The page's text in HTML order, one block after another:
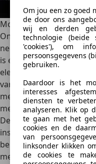
Om jou een zo goed
de door ons
wij en derden
technologie
'cookies'), om
persoonsgegevens
gebruiken.
Daardoor is het
interesses
diensten te
analyseren. Klik op
te gaan met het
cookies en de
van
linksonder klikken
de cookies te
Motor
Om niet in herhaling te
neemt de nieuwe Micra
is echter niet niks, want
elektrische Micra!
varianten. De eerste
met een 40 kWh batterij,
met een 150 pk motor
De nieuwe Micra biedt
instapversie haalt tot
bereik" tot 416 km biedt.
met 80 kW voor de